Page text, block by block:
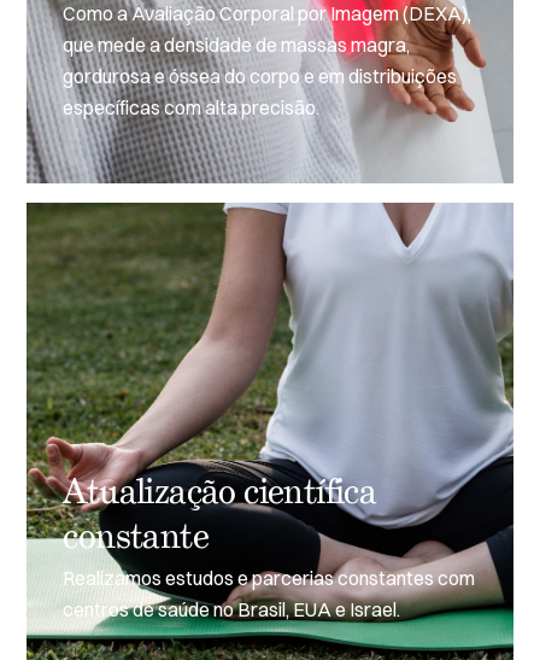
Como a Avaliação Corporal por Imagem (DEXA),
que mede a densidade de massas magra,
gordurosa e óssea do corpo e em distribuições
específicas com alta precisão.
Atualização científica
constante
Realizamos estudos e parcerias constantes com
centros de saúde no Brasil, EUA e Israel.